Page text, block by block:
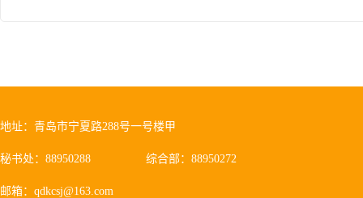
地址：青岛市宁夏路288号一号楼甲
秘书处：88950288 综合部：88950272
邮箱：qdkcsj@163.com